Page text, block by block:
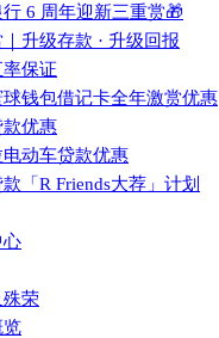
6 周年迎新三重赏🎁
升级存款 · 升级回报
保证
钱包借记卡全年激赏优惠
优惠
动车贷款优惠
「R Friends大荐」计划
心
殊荣
览